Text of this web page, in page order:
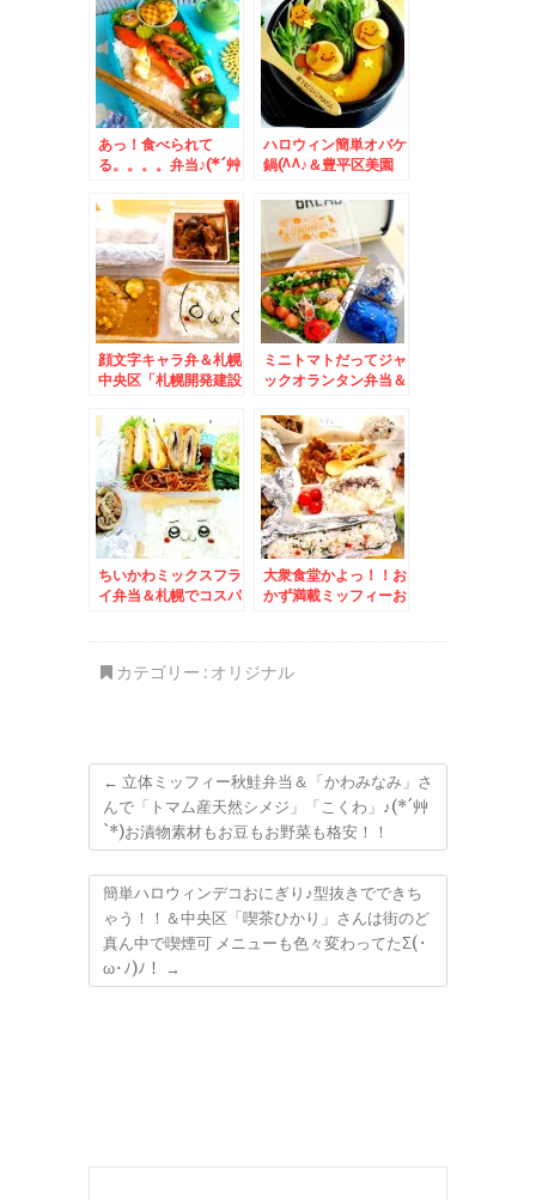
レシピ♪
あっ！食べられて
る。。。。弁当♪(*´艸
「食事処 三平」さん
の「八宝菜」テイクア
ウトもできます＾＾3
月から５０円値上げさ
れました～＾＾
ハロウィン簡単オバケ
鍋(^^♪＆豊平区美園
の「日替わりランチ」
「おろしそば」にハマ
ってます(*´艸`*)６９
０円Σ(ﾟДﾟ)
顔文字キャラ弁＆札幌
中央区「札幌開発建設
ニューがすごすぎる～
(*´艸`*)
ミニトマトだってジャ
ックオランタン弁当＆
ルパイ」期間限定「か
ぼちゃパイ」とパイシ
ュー(*´艸`*)最高！！
ちいかわミックスフラ
イ弁当＆札幌でコスパ
ソシア店さんの「Aラ
て(@￣□￣@;)！！
大衆食堂かよっ！！お
かず満載ミッフィーお
ン」
カテゴリー : オリジナル
← 立体ミッフィー秋鮭弁当＆「かわみなみ」さ
んで「トマム産天然シメジ」「こくわ」♪(*´艸
`*)お漬物素材もお豆もお野菜も格安！！
簡単ハロウィンデコおにぎり♪型抜きでできち
ゃう！！＆中央区「喫茶ひかり」さんは街のど
真ん中で喫煙可 メニューも色々変わってたΣ(･
ω･ﾉ)ﾉ！ →